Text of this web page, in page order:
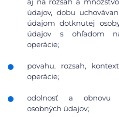
údajov, dobu
údajom dotknutej
údajov s ohľadom
operácie;
povahu, rozsah,
operácie;
odolnosť a obnovu
osobných údajov;